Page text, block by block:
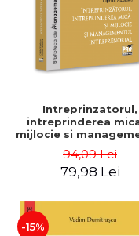
Intreprinzatorul,
intreprinderea
mijlocie si
Nicolescu, Ciprian
Nicolescu
94,09 Lei
79,98 Lei
-15%